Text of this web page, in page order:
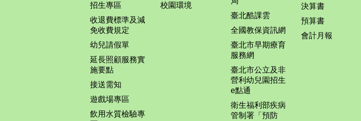
招生專區
收退費標準及減
免收費規定
幼兒請假單
延長照顧服務實
施要點
接送需知
遊戲場專區
飲用水質檢驗專
校園環境
臺北酷課雲
全國教保資訊網
臺北市早期療育
服務網
臺北市公立及非
營利幼兒園招生
e點通
衛生福利部疾病
管制署「預防
決算書
預算書
會計月報